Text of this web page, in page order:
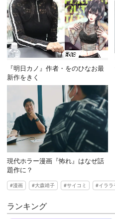
『明日カノ』作者・をのひなお最
新作をきく
現代ホラー漫画『怖れ』はなぜ話
題作に？
漫画 大森靖子 サイコミ イララ
ランキング